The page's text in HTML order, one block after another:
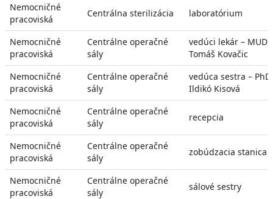
Nemocničné
pracoviská
Centrálna sterilizácia laboratórium
Nemocničné
pracoviská
Centrálne operačné
sály
vedúci lekár – MUDr.
Tomáš Kovačic
Nemocničné
pracoviská
Centrálne operačné
sály
vedúca sestra –
Ildikó Kisová
Nemocničné
pracoviská
Centrálne operačné
sály
recepcia
Nemocničné
pracoviská
Centrálne operačné
sály
zobúdzacia stanica
Nemocničné
pracoviská
Centrálne operačné
sály
sálové sestry